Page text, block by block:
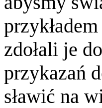
zdołali je
przykazań
sławić na